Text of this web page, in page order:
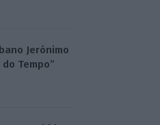
Jerónimo
Tempo”